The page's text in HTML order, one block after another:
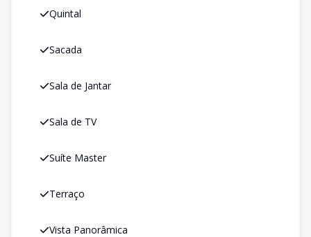
Quintal
Sacada
Sala de Jantar
Sala de TV
Suíte Master
Terraço
Vista Panorâmica